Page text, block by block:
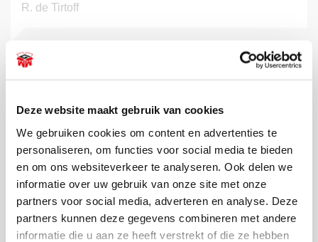
Deze website maakt gebruik van cookies
We gebruiken cookies om content en advertenties te
personaliseren, om functies voor social media te bieden
en om ons websiteverkeer te analyseren. Ook delen we
informatie over uw gebruik van onze site met onze
partners voor social media, adverteren en analyse. Deze
partners kunnen deze gegevens combineren met andere
informatie die u aan ze heeft verstrekt of die ze hebben
R. de Tirtoff
BEKIJK ALLE RECENSIES
De leukste pakketten voor elk
budget
Wilt u toch uw personeel bedanken voor hun inzet aan het
einde van het jaar, maar heeft u een bescheiden budget of
wilt u het niet te duur maken? Kies dan voor onze
budget
kerst, food- of drankpakketten ! Deze pakketten bevatten